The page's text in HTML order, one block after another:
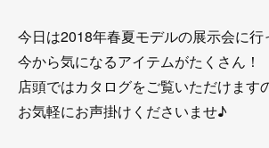
今日は2018年春夏モデルの展示会に行
今から気になるアイテムがたくさん！
店頭ではカタログをご覧いただけます
お気軽にお声掛けくださいませ♪